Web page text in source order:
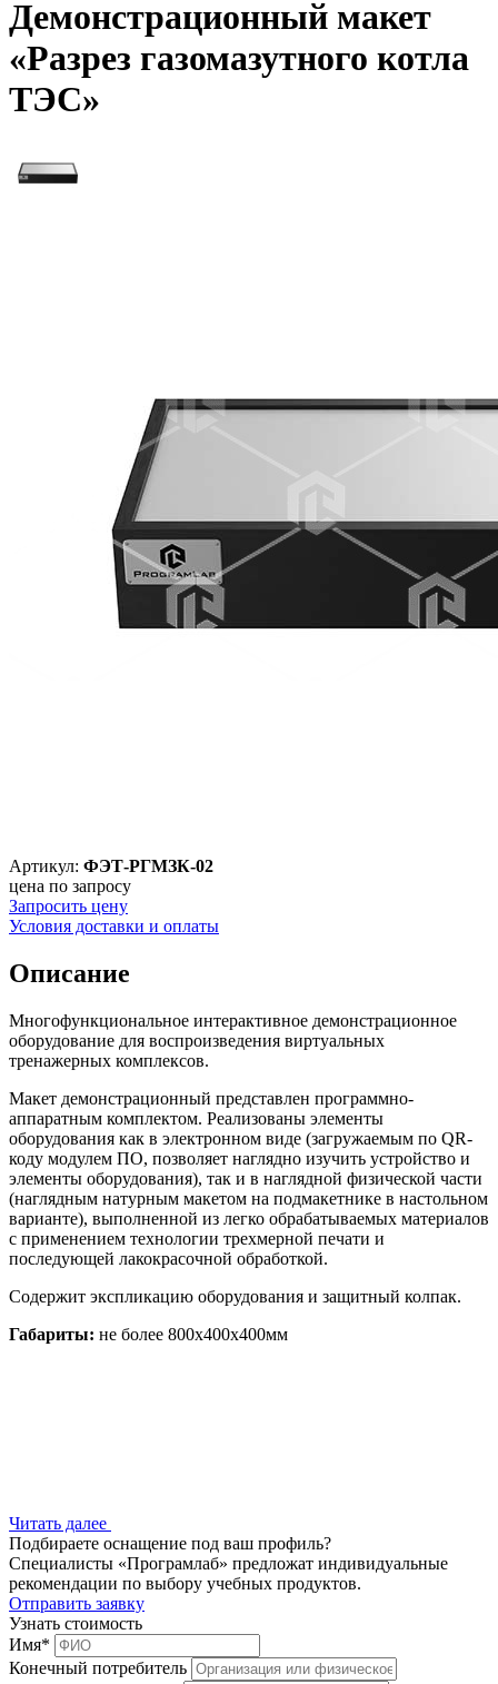
Демонстрационный макет
«Разрез газомазутного котла
ТЭС»
Артикул: ФЭТ-РГМЗК-02
цена по запросу
Запросить цену
Условия доставки и оплаты
Описание
Многофункциональное интерактивное демонстрационное
оборудование для воспроизведения виртуальных
тренажерных комплексов.
Макет демонстрационный представлен программно-
аппаратным комплектом. Реализованы элементы
оборудования как в электронном виде (загружаемым по QR-
коду модулем ПО, позволяет наглядно изучить устройство и
элементы оборудования), так и в наглядной физической части
(наглядным натурным макетом на подмакетнике в настольном
варианте), выполненной из легко обрабатываемых материалов
с применением технологии трехмерной печати и
последующей лакокрасочной обработкой.
Содержит экспликацию оборудования и защитный колпак.
Габариты: не более 800х400х400мм
Читать далее
Подбираете оснащение под ваш профиль?
Специалисты «Програмлаб» предложат индивидуальные
рекомендации по выбору учебных продуктов.
Отправить заявку
Узнать стоимость
Имя*
Конечный потребитель